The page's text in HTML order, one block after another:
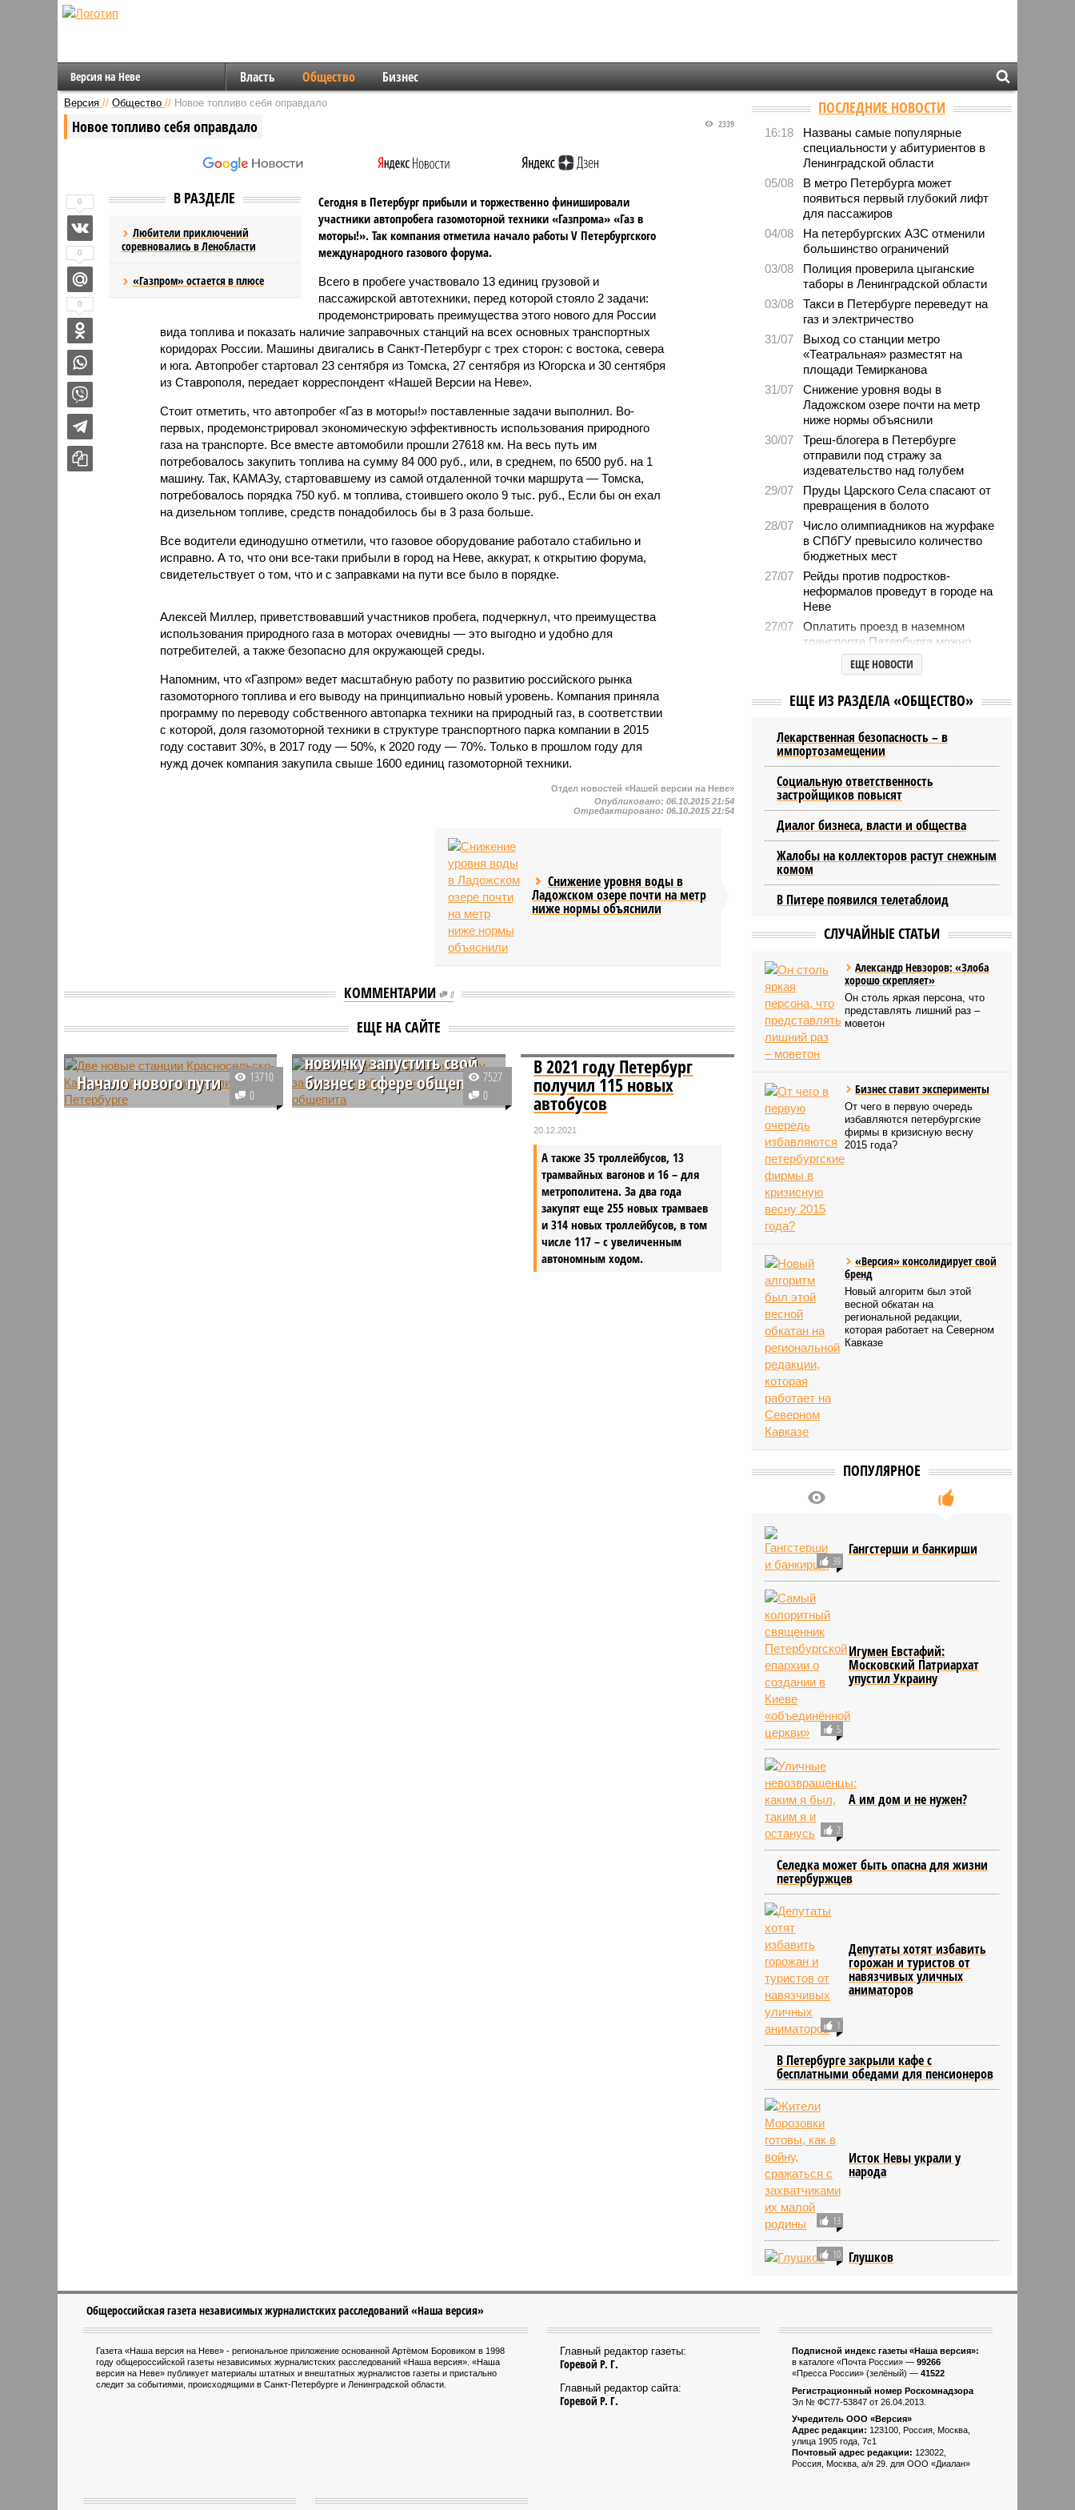
Версия на Неве Власть Общество Бизнес
Версия // Общество // Новое топливо себя оправдало
Новое топливо себя оправдало 2339
В РАЗДЕЛЕ
Любители приключений
соревновались в Ленобласти
«Газпром» остается в плюсе
Сегодня в Петербург прибыли и торжественно финишировали
участники автопробега газомоторной техники «Газпрома» «Газ в
моторы!». Так компания отметила начало работы V Петербургского
международного газового форума.
Всего в пробеге участвовало 13 единиц грузовой и
пассажирской автотехники, перед которой стояло 2 задачи:
продемонстрировать преимущества этого нового для России
вида топлива и показать наличие заправочных станций на всех основных транспортных
коридорах России. Машины двигались в Санкт-Петербург с трех сторон: с востока, севера
и юга. Автопробег стартовал 23 сентября из Томска, 27 сентября из Югорска и 30 сентября
из Ставрополя, передает корреспондент «Нашей Версии на Неве».
Стоит отметить, что автопробег «Газ в моторы!» поставленные задачи выполнил. Во-
первых, продемонстрировал экономическую эффективность использования природного
газа на транспорте. Все вместе автомобили прошли 27618 км. На весь путь им
потребовалось закупить топлива на сумму 84 000 руб., или, в среднем, по 6500 руб. на 1
машину. Так, КАМАЗу, стартовавшему из самой отдаленной точки маршрута — Томска,
потребовалось порядка 750 куб. м топлива, стоившего около 9 тыс. руб., Если бы он ехал
на дизельном топливе, средств понадобилось бы в 3 раза больше.
Все водители единодушно отметили, что газовое оборудование работало стабильно и
исправно. А то, что они все-таки прибыли в город на Неве, аккурат, к открытию форума,
свидетельствует о том, что и с заправками на пути все было в порядке.
Алексей Миллер, приветствовавший участников пробега, подчеркнул, что преимущества
использования природного газа в моторах очевидны — это выгодно и удобно для
потребителей, а также безопасно для окружающей среды.
Напомним, что «Газпром» ведет масштабную работу по развитию российского рынка
газомоторного топлива и его выводу на принципиально новый уровень. Компания приняла
программу по переводу собственного автопарка техники на природный газ, в соответствии
с которой, доля газомоторной техники в структуре транспортного парка компании в 2015
году составит 30%, в 2017 году — 50%, к 2020 году — 70%. Только в прошлом году для
нужд дочек компания закупила свыше 1600 единиц газомоторной техники.
0
0
0
Отдел новостей «Нашей версии на Неве»
Опубликовано:06.10.2015 21:54
Отредактировано:06.10.2015 21:54
Снижение уровня воды в
Ладожском озере почти на метр
ниже нормы объяснили
КОММЕНТАРИИ 0
ЕЩЕ НА САЙТЕ
Начало нового пути
Две новые станции
13710
0
В сети дали советы, как
новичку запустить свой
бизнес в сфере общепита
Любой бизнес начинается с
7527
0
В 2021 году Петербург
получил 115 новых
автобусов
20.12.2021
А также 35 троллейбусов, 13
трамвайных вагонов и 16 – для
метрополитена. За два года
закупят еще 255 новых трамваев
и 314 новых троллейбусов, в том
числе 117 – с увеличенным
автономным ходом.
ПОСЛЕДНИЕ НОВОСТИ
16:18
Названы самые популярные
специальности у абитуриентов в
Ленинградской области
05/08
В метро Петербурга может
появиться первый глубокий лифт
для пассажиров
04/08
На петербургских АЗС отменили
большинство ограничений
03/08
Полиция проверила цыганские
таборы в Ленинградской области
03/08
Такси в Петербурге переведут на
газ и электричество
31/07
Выход со станции метро
«Театральная» разместят на
площади Темирканова
31/07
Снижение уровня воды в
Ладожском озере почти на метр
ниже нормы объяснили
30/07
Треш-блогера в Петербурге
отправили под стражу за
издевательство над голубем
29/07
Пруды Царского Села спасают от
превращения в болото
28/07
Число олимпиадников на журфаке
в СПбГУ превысило количество
бюджетных мест
27/07
Рейды против подростков-
неформалов проведут в городе на
Неве
27/07
Оплатить проезд в наземном
транспорте Петербурга можно
будет по геолокации
Власти поручили сократить сроки
Петербурге
без главного военно-морского
парада и салюта
23/07
Новую категорию водительских
прав предложили ввести в
Петербурге
ЕЩЕ НОВОСТИ
ЕЩЕ ИЗ РАЗДЕЛА «ОБЩЕСТВО»
Лекарственная безопасность – в
импортозамещении
Социальную ответственность
застройщиков повысят
Диалог бизнеса, власти и общества
Жалобы на коллекторов растут снежным
комом
В Питере появился телетаблоид
СЛУЧАЙНЫЕ СТАТЬИ
Александр Невзоров: «Злоба
хорошо скрепляет»
Он столь яркая персона, что
представлять лишний раз –
моветон
Бизнес ставит эксперименты
От чего в первую очередь
избавляются петербургские
фирмы в кризисную весну
2015 года?
«Версия» консолидирует свой
бренд
Новый алгоритм был этой
весной обкатан на
региональной редакции,
которая работает на Северном
Кавказе
ПОПУЛЯРНОЕ
39
Гангстерши и банкирши
5
Игумен Евстафий:
Московский Патриархат
упустил Украину
2
А им дом и не нужен?
Селедка может быть опасна для жизни
петербуржцев
1
Депутаты хотят избавить
горожан и туристов от
навязчивых уличных
аниматоров
В Петербурге закрыли кафе с
бесплатными обедами для пенсионеров
13
Исток Невы украли у
народа
10 Глушков
Общероссийская газета независимых журналистских расследований «Наша версия»
Газета «Наша версия на Неве» - региональное приложение основанной Артёмом Боровиком в 1998
году общероссийской газеты независимых журналистских расследований «Наша версия». «Наша
версия на Неве» публикует материалы штатных и внештатных журналистов газеты и пристально
следит за событиями, происходящими в Санкт-Петербурге и Ленинградской области.
Главный редактор газеты:
Горевой Р. Г.
Главный редактор сайта:
Горевой Р. Г.
Подписной индекс газеты «Наша версия»:
в каталоге «Почта России» —99266
«Пресса России» (зелёный) —41522
Регистрационный номер Роскомнадзора
Эл № ФС77-53847 от 26.04.2013.
Учредитель ООО «Версия»
Адрес редакции: 123100, Россия, Москва,
улица 1905 года, 7с1
Почтовый адрес редакции: 123022,
Россия, Москва, а/я 29. для ООО «Диалан»